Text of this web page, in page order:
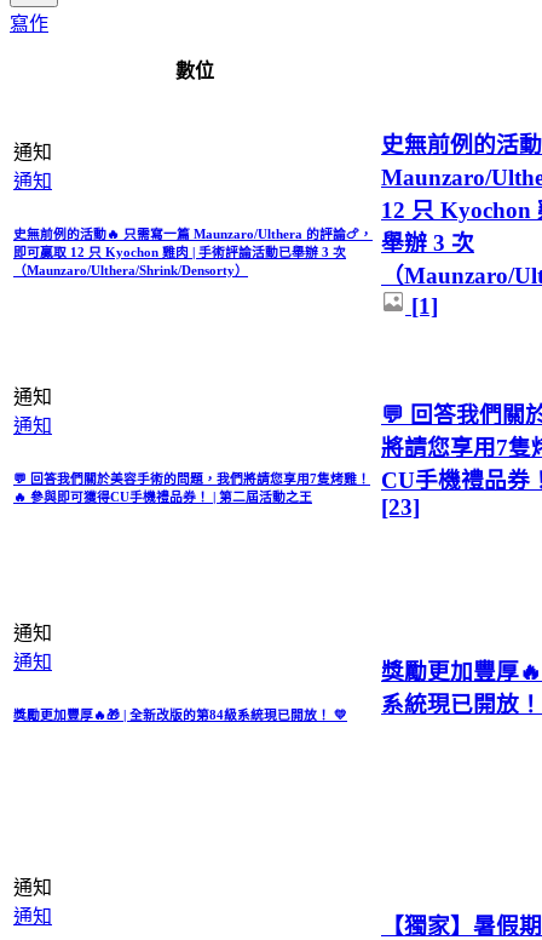
寫作
數位
通知
通知
史無前例​​的活動🔥 只需寫一篇 Maunzaro/Ulthera 的評論🍗，
即可贏取 12 只 Kyochon 雞肉 | 手術評論活動已舉辦 3 次
（Maunzaro/Ulthera/Shrink/Densorty）
史無前例​​的活
Maunzaro/
12 只 Kyochon
舉辦 3 次
（Maunzaro/
[1]
通知
通知
💬 回答我們關於美容手術的問題，我們將請您享用7隻烤雞！
🔥 參與即可獲得CU手機禮品券！ | 第二屆活動之王
💬 回答我們關
將請您享用7隻
CU手機禮品券
[23]
通知
通知
獎勵更加豐厚🔥🎁 | 全新改版的第84級系統現已開放！ 💛
獎勵更加豐厚
系統現已開放
通知
通知
【獨家】暑假